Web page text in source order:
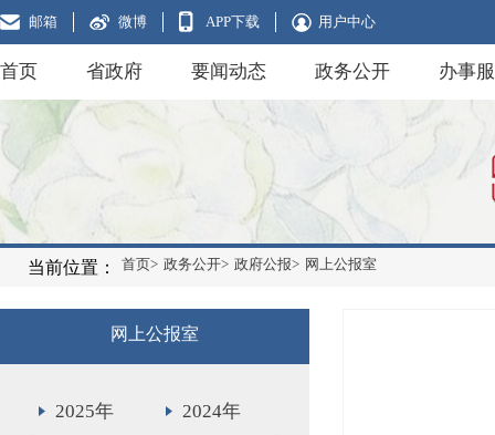
邮箱 微博 APP下载 用户中心
首页 省政府 要闻动态 政务公开 办事
当前位置： 首页> 政务公开> 政府公报> 网上公报室
网上公报室
2025年 2024年